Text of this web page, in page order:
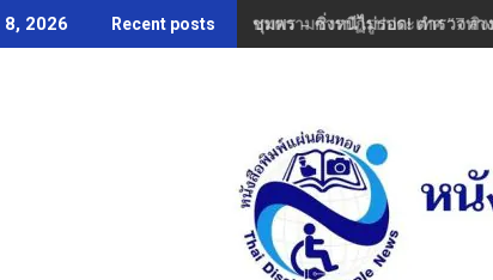
8, 2026 Recent posts ชุมพร – ซิ่งหนีไม่รอด! ตำรวจทา